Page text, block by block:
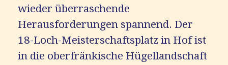
wieder überraschende
Herausforderungen spannend. Der
18-Loch-Meisterschaftsplatz in Hof ist
in die oberfränkische Hügellandschaft